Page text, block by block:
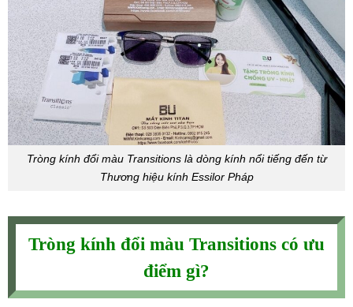
Tròng kính đổi màu Transitions là dòng kính nổi tiếng đến từ
Thương hiệu kính Essilor Pháp
Tròng kính đổi màu Transitions có ưu
điểm gì?